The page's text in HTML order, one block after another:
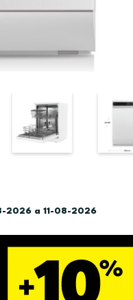
2026 a 11-08-2026